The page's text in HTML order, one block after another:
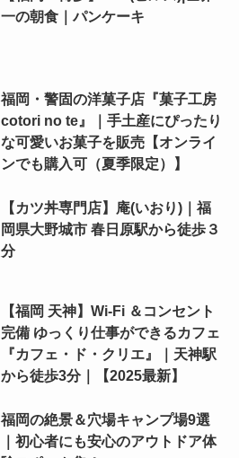
一の朝食｜パンケーキ
福岡・警固の洋菓子店『菓子工房
cotori no te』｜手土産にぴったり
な可愛いお菓子を販売【オンライ
ンでも購入可（夏季限定）】
【カツ丼専門店】庵(いおり)｜福
岡県大野城市 春日原駅から徒歩３
分
【福岡 天神】Wi-Fi ＆コンセント
完備 ゆっくり仕事ができるカフェ
『カフェ・ド・クリエ』｜天神駅
から徒歩3分｜【2025最新】
福岡の絶景＆穴場キャンプ場9選
｜初心者にも安心のアウトドア体